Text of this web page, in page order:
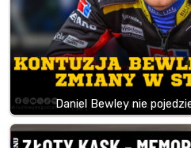
Daniel Bewley nie